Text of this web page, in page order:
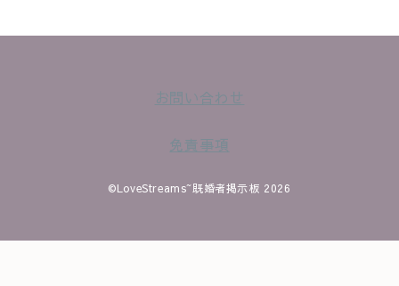
お問い合わせ
免責事項
©LoveStreams~既婚者掲示板 2026